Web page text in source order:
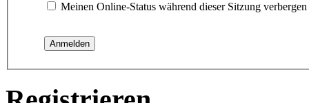
Meinen Online-Status während dieser Sitzung verbergen